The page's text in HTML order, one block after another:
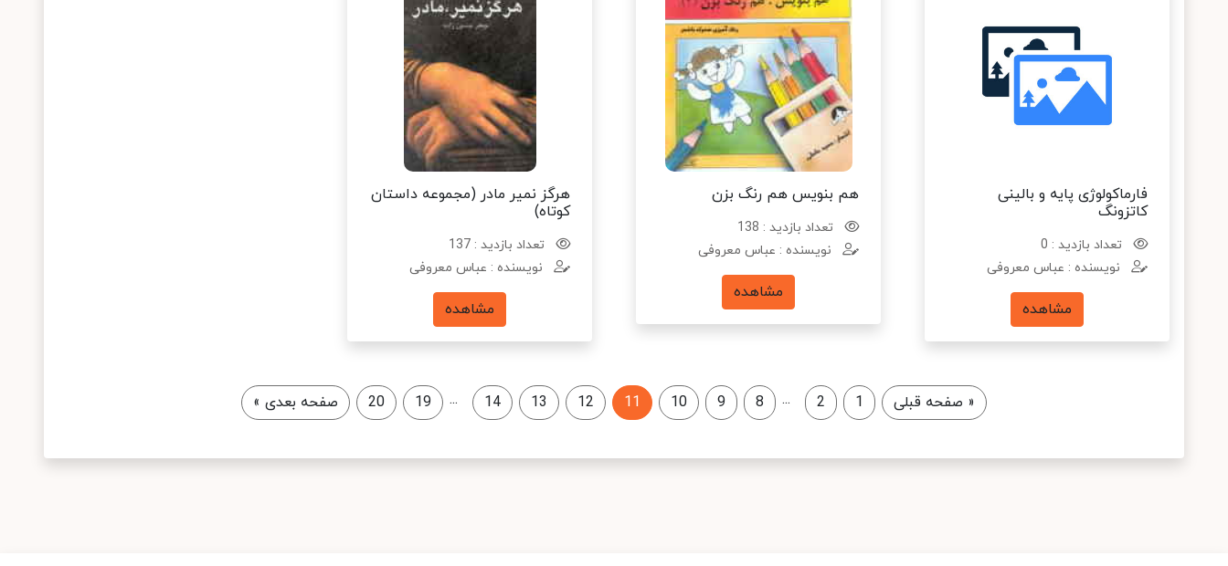
فارماکولوژی پایه و بالینی
کاتزونگ
تعداد بازدید : 0
نویسنده : عباس معروفی
مشاهده
هم بنویس هم رنگ بزن
تعداد بازدید : 138
نویسنده : عباس معروفی
مشاهده
هرگز نمیر مادر (مجموعه داستان
کوتاه)
تعداد بازدید : 137
نویسنده : عباس معروفی
مشاهده
« صفحه قبلی 1
2
...
8
9
10
11
12
13
14
...
19
20 صفحه بعدی »